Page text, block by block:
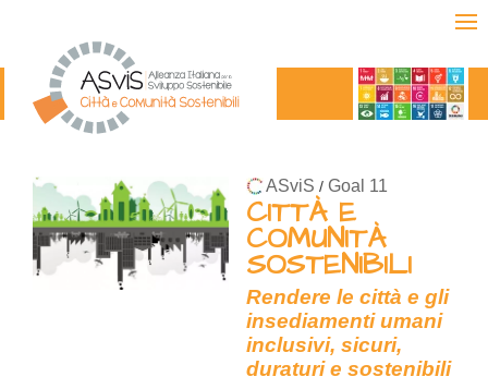
ASviS / Goal 11
CITTÀ E
COMUNITÀ
SOSTENIBILI
Rendere le città e gli
insediamenti umani
inclusivi, sicuri,
duraturi e sostenibili